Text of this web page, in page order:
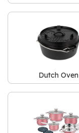
Dutch Oven